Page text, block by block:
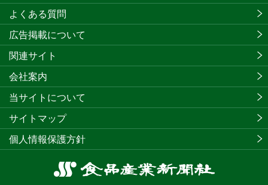
食
よくある質問
広告掲載について
関連サイト
会社案内
当サイトについて
サイトマップ
個人情報保護方針